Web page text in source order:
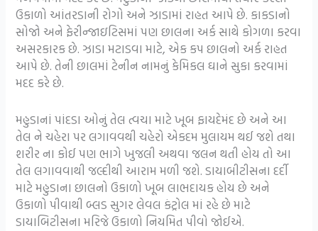
ઉકાળો આંતરડાની રોગો અને ઝાડામાં રાહત આપે છે. કાકડાનો
સોજો અને ફેરીન્જાઇટિસમાં પણ છાલના અર્ક સાથે કોગળા કરવા
અસરકારક છે. ઝાડા મટાડવા માટે, એક કપ છાલનો અર્ક રાહત
આપે છે. તેની છાલમાં ટેનીન નામનું કેમિકલ ઘાને સુકા કરવામાં
મદદ કરે છે.
મહુડાનાં પાંદડા ઓનું તેલ ત્વચા માટે ખૂબ ફાયદેમંદ છે અને આ
તેલ ને ચહેરા પર લગાવવથી ચહેરો એકદમ મુલાયમ થઈ જશે તથા
શરીર ના કોઈ પણ ભાગે ખુજલી અથવા જલન થતી હોય તો આ
તેલ લગાવવાથી જલ્દીથી આરામ મળી જશે. ડાયાબીટીસના દર્દી
માટે મહુડાના છાલનો ઉકાળો ખૂબ લાભદાયક હોય છે અને
ઉકાળો પીવાથી બ્લડ સુગર લેવલ કંટ્રોલ માં રહે છે માટે
ડાયાબિટીસના મરિજે ઉકાળો નિયમિત પીવો જોઈએ.